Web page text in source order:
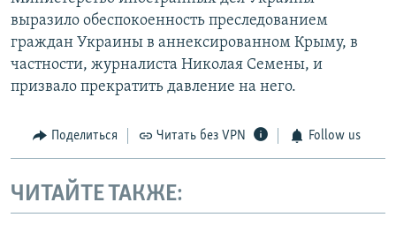
выразило обеспокоенность преследованием
граждан Украины в аннексированном Крыму, в
частности, журналиста Николая Семены, и
призвало прекратить давление на него.
Поделиться Читать без VPN Follow us
ЧИТАЙТЕ ТАКЖЕ: